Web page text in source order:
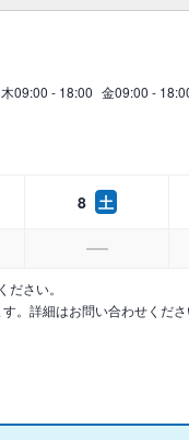
木09:00 - 18:00 金09:00 -
8 土
さい。
。詳細はお問い合わせくださ